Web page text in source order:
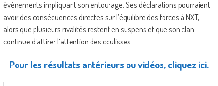
événements impliquant son entourage. Ses déclarations pourraient
avoir des conséquences directes sur l’équilibre des forces à NXT,
alors que plusieurs rivalités restent en suspens et que son clan
continue d’attirer l’attention des coulisses.
Pour les résultats antérieurs ou vidéos, cliquez ici.